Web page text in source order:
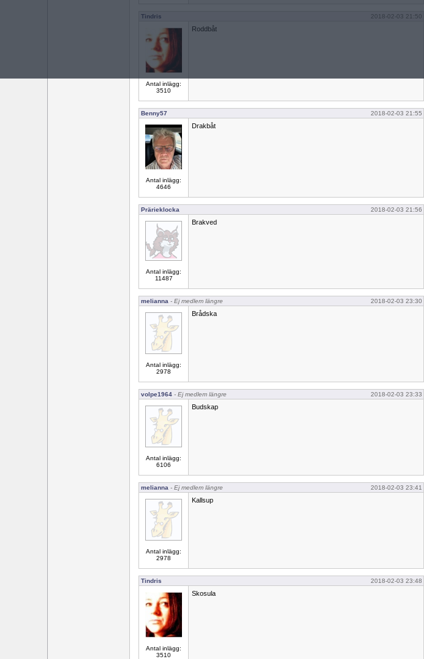
Tindris 2018-02-03 21:50
Antal inlägg:
3510
Roddbåt
Benny57 2018-02-03 21:55
Antal inlägg:
4646
Drakbåt
Prärieklocka 2018-02-03 21:56
Antal inlägg:
11487
Brakved
melianna - Ej medlem längre 2018-02-03 23:30
Antal inlägg:
2978
Brådska
volpe1964 - Ej medlem längre 2018-02-03 23:33
Antal inlägg:
6106
Budskap
melianna - Ej medlem längre 2018-02-03 23:41
Antal inlägg:
2978
Kallsup
Tindris 2018-02-03 23:48
Antal inlägg:
3510
Skosula